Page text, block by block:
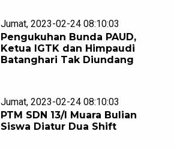
Jumat, 2023-02-24 08:10:03
Pengukuhan Bunda PAUD,
Ketua IGTK dan Himpaudi
Batanghari Tak Diundang
Jumat, 2023-02-24 08:10:03
PTM SDN 13/I Muara Bulian
Siswa Diatur Dua Shift